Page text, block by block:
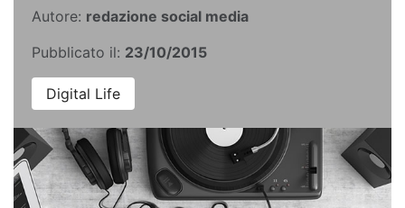
Autore: redazione social media
Pubblicato il: 23/10/2015
Digital Life